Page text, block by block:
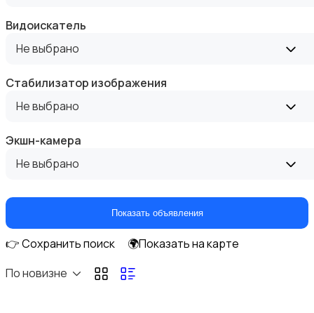
Штативы и стабилизаторы
Студийное оборудование
Видоискатель
Не выбрано
Стабилизатор изображения
Не выбрано
Экшн-камера
Не выбрано
Показать объявления
👉 Сохранить поиск
🌍Показать на карте
По новизне